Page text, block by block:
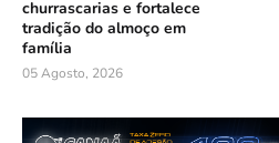
churrascarias e fortalece
tradição do almoço em
família
05 Agosto, 2026